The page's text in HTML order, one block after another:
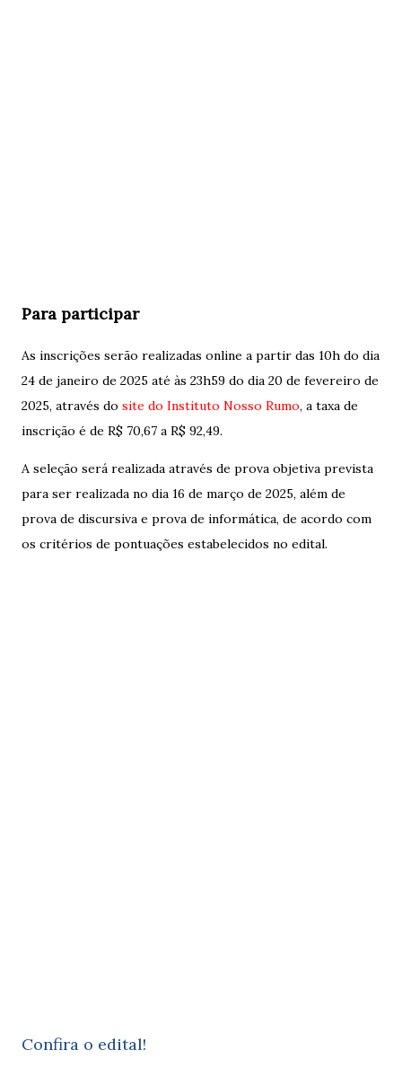
Para participar
As inscrições serão realizadas online a partir das 10h do dia
24 de janeiro de 2025 até às 23h59 do dia 20 de fevereiro de
2025, através do site do Instituto Nosso Rumo, a taxa de
inscrição é de R$ 70,67 a R$ 92,49.
A seleção será realizada através de prova objetiva prevista
para ser realizada no dia 16 de março de 2025, além de
prova de discursiva e prova de informática, de acordo com
os critérios de pontuações estabelecidos no edital.
Confira o edital!